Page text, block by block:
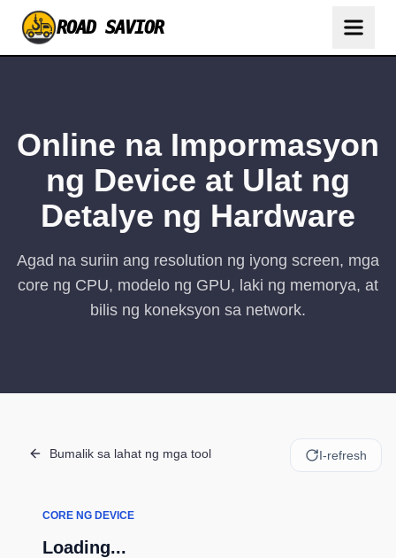
ROAD SAVIOR
Online na Impormasyon
ng Device at Ulat ng
Detalye ng Hardware
Agad na suriin ang resolution ng iyong screen, mga
core ng CPU, modelo ng GPU, laki ng memorya, at
bilis ng koneksyon sa network.
Bumalik sa lahat ng mga tool I-refresh
CORE NG DEVICE
Loading...